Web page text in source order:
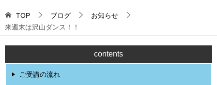
TOP ブログ
お知らせ
来週末は沢山ダンス！！
contents
ご受講の流れ